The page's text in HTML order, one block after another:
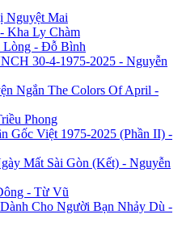
Nguyệt Mai
Kha Ly Chàm
Lòng - Đỗ Bình
30-4-1975-2025 - Nguyễn
Ngắn The Colors Of April -
Phong
Gốc Việt 1975-2025 (Phần II) -
Mất Sài Gòn (Kết) - Nguyễn
- Từ Vũ
Cho Người Bạn Nhảy Dù -